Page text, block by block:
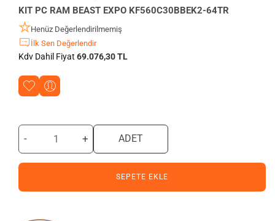
KIT PC RAM BEAST EXPO KF560C30BBEK2-64TR
Henüz Değerlendirilmemiş
İlk Sen Değerlendir
Kdv Dahil Fiyat 69.076,30 TL
- + ADET
SEPETE EKLE